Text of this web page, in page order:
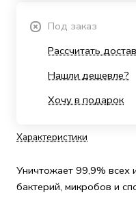
Характеристики
Уничтожает 99,9% всех
бактерий, микробов и
Под заказ
Рассчитать
Нашли дешевле?
Хочу в подарок